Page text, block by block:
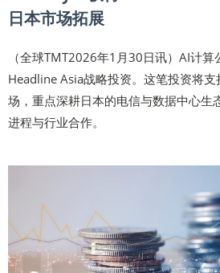
日本市场拓展
（全球TMT2026年1月30日讯）AI计
Headline Asia战略投资。这笔投资将
场，重点深耕日本的电信与数据中心生
进程与行业合作。